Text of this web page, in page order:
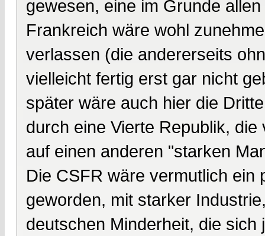
gewesen, eine im Grunde
Frankreich wäre wohl
verlassen (die andererseits
vielleicht fertig erst gar nicht
später wäre auch hier die
durch eine Vierte Republik,
auf einen anderen "starken
Die CSFR wäre vermutlich ein
geworden, mit starker
deutschen Minderheit, die